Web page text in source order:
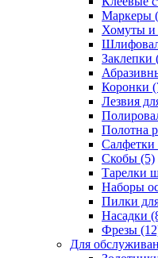
Маркеры
Хомуты и
Заклепки
Коронки
Лезвия
Полотна
Салфетки
Скобы (5)
Тарелки
Наборы
Пилки
Насадки
Фрезы
Для